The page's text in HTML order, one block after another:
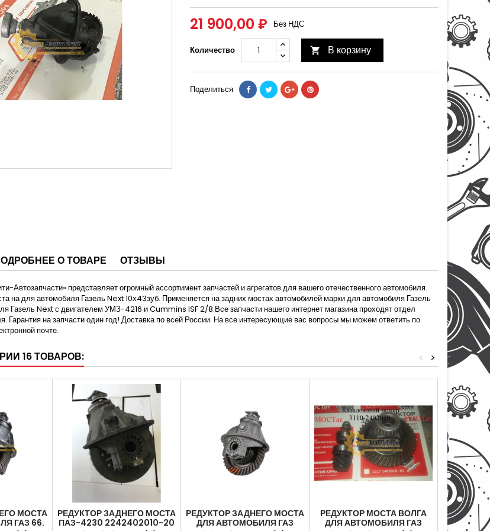
21 900,00 ₽ Без НДС
Количество  В корзину
Поделиться
О ТОВАРЕ ОТЗЫВЫ
Автозапчасти» представляет огромный ассортимент запчастей и агрегатов для вашего отечественного автомобиля.
на для автомобиля Газель Next 10х43зуб. Применяется на задних мостах автомобилей марки для автомобиля Газель
Газель Next с двигателем УМЗ-4216 и Cummins ISF 2/8.Все запчасти нашего интернет магазина проходят отдел
Гарантия на запчасти один год! Доставка по всей России. На все интересующие вас вопросы мы можем ответить по
почте.
16 ТОВАРОВ: >
<
МОСТА
ГАЗ 66.
РЕДУКТОР ЗАДНЕГО МОСТА
ПАЗ-4230 2242402010-20
РЕДУКТОР ЗАДНЕГО МОСТА
ДЛЯ АВТОМОБИЛЯ ГАЗ
РЕДУКТОР МОСТА ВОЛГА
ДЛЯ АВТОМОБИЛЯ ГАЗ
ДЛЯ